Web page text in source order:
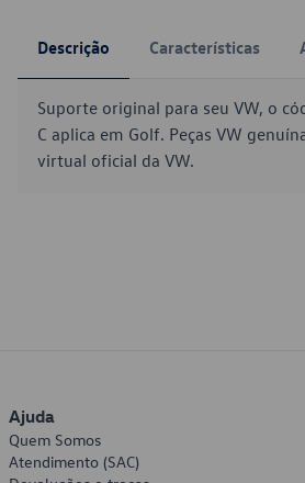
Descrição Características
Suporte original para seu VW, o
C aplica em Golf. Peças VW
virtual oficial da VW.
Ajuda
Quem Somos
Atendimento (SAC)